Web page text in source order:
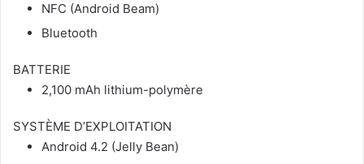
NFC (Android Beam)
Bluetooth
BATTERIE
2,100 mAh lithium-polymère
SYSTÈME D’EXPLOITATION
Android 4.2 (Jelly Bean)